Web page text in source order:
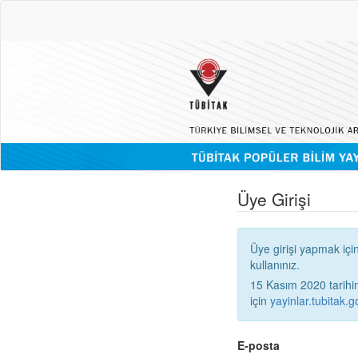
Üye Girişi
Üye girişi yapmak için
kullanınız.
15 Kasım 2020
için
E-posta